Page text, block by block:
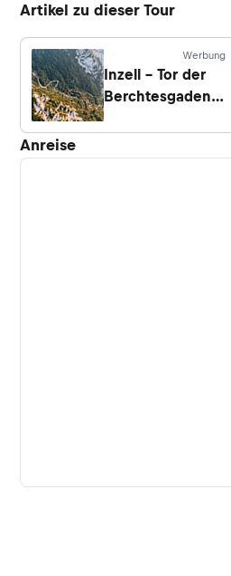
Artikel zu dieser Tour
Inzell – Tor der
Berchtesgadener
Werbung
Anreise